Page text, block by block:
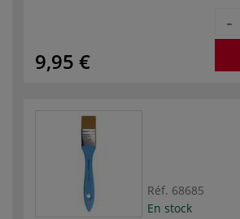
9,95 €
-
Réf. 68685
En stock